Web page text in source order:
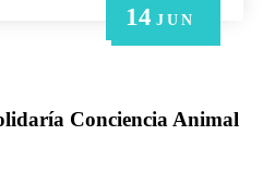
14 JUN
6 MAY
6 MAY
21 JUN
14 JUN
Conciencia Animal